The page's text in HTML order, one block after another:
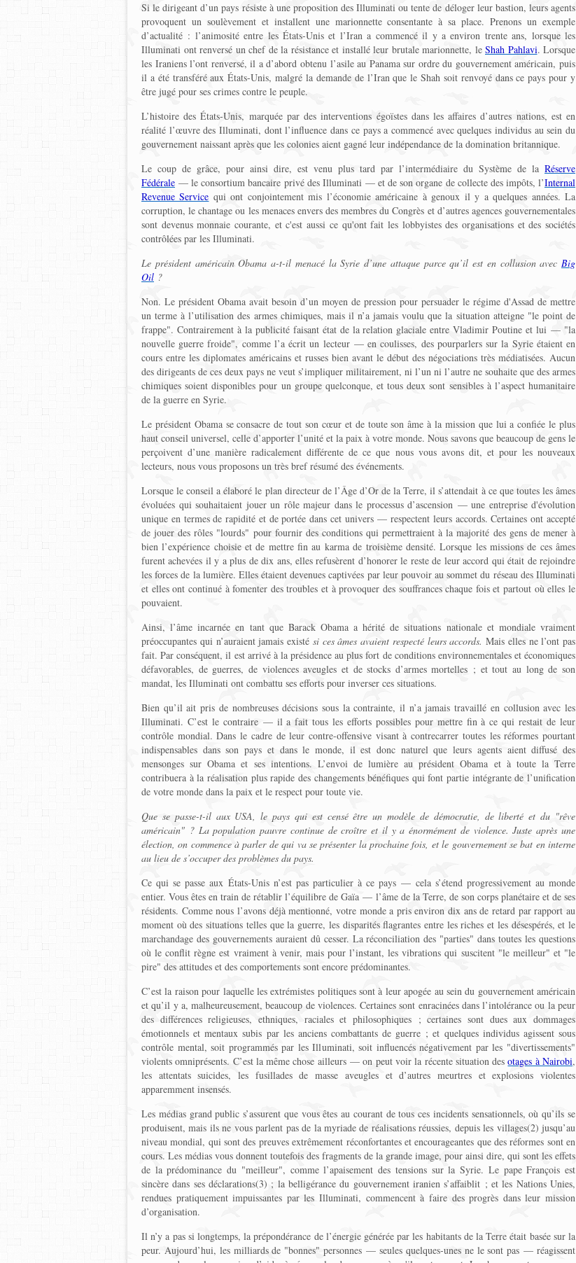
Si le dirigeant d’un pays résiste à une proposition des Illuminati ou tente de déloger leur bastion, leurs agents
provoquent un soulèvement et installent une marionnette consentante à sa place. Prenons un exemple
d’actualité : l’animosité entre les États-Unis et l’Iran a commencé il y a environ trente ans, lorsque les
Illuminati ont renversé un chef de la résistance et installé leur brutale marionnette, le Shah Pahlavi. Lorsque
les Iraniens l’ont renversé, il a d’abord obtenu l’asile au Panama sur ordre du gouvernement américain, puis
il a été transféré aux États-Unis, malgré la demande de l’Iran que le Shah soit renvoyé dans ce pays pour y
être jugé pour ses crimes contre le peuple.
L’histoire des États-Unis, marquée par des interventions égoïstes dans les affaires d’autres nations, est en
réalité l’œuvre des Illuminati, dont l’influence dans ce pays a commencé avec quelques individus au sein du
gouvernement naissant après que les colonies aient gagné leur indépendance de la domination britannique.
Le coup de grâce, pour ainsi dire, est venu plus tard par l’intermédiaire du Système de la Réserve
Fédérale — le consortium bancaire privé des Illuminati — et de son organe de collecte des impôts, l’Internal
Revenue Service qui ont conjointement mis l’économie américaine à genoux il y a quelques années. La
corruption, le chantage ou les menaces envers des membres du Congrès et d’autres agences gouvernementales
sont devenus monnaie courante, et c'est aussi ce qu'ont fait les lobbyistes des organisations et des sociétés
contrôlées par les Illuminati.
Le président américain Obama a-t-il menacé la Syrie d’une attaque parce qu’il est en collusion avec Big
Oil ?
Non. Le président Obama avait besoin d’un moyen de pression pour persuader le régime d'Assad de mettre
un terme à l’utilisation des armes chimiques, mais il n’a jamais voulu que la situation atteigne "le point de
frappe". Contrairement à la publicité faisant état de la relation glaciale entre Vladimir Poutine et lui — "la
nouvelle guerre froide", comme l’a écrit un lecteur — en coulisses, des pourparlers sur la Syrie étaient en
cours entre les diplomates américains et russes bien avant le début des négociations très médiatisées. Aucun
des dirigeants de ces deux pays ne veut s’impliquer militairement, ni l’un ni l’autre ne souhaite que des armes
chimiques soient disponibles pour un groupe quelconque, et tous deux sont sensibles à l’aspect humanitaire
de la guerre en Syrie.
Le président Obama se consacre de tout son cœur et de toute son âme à la mission que lui a confiée le plus
haut conseil universel, celle d’apporter l’unité et la paix à votre monde. Nous savons que beaucoup de gens le
perçoivent d’une manière radicalement différente de ce que nous vous avons dit, et pour les nouveaux
lecteurs, nous vous proposons un très bref résumé des événements.
Lorsque le conseil a élaboré le plan directeur de l’Âge d’Or de la Terre, il s’attendait à ce que toutes les âmes
évoluées qui souhaitaient jouer un rôle majeur dans le processus d’ascension — une entreprise d'évolution
unique en termes de rapidité et de portée dans cet univers — respectent leurs accords. Certaines ont accepté
de jouer des rôles "lourds" pour fournir des conditions qui permettraient à la majorité des gens de mener à
bien l’expérience choisie et de mettre fin au karma de troisième densité. Lorsque les missions de ces âmes
furent achevées il y a plus de dix ans, elles refusèrent d’honorer le reste de leur accord qui était de rejoindre
les forces de la lumière. Elles étaient devenues captivées par leur pouvoir au sommet du réseau des Illuminati
et elles ont continué à fomenter des troubles et à provoquer des souffrances chaque fois et partout où elles le
pouvaient.
Ainsi, l’âme incarnée en tant que Barack Obama a hérité de situations nationale et mondiale vraiment
préoccupantes qui n’auraient jamais existé si ces âmes avaient respecté leurs accords. Mais elles ne l’ont pas
fait. Par conséquent, il est arrivé à la présidence au plus fort de conditions environnementales et économiques
défavorables, de guerres, de violences aveugles et de stocks d’armes mortelles ; et tout au long de son
mandat, les Illuminati ont combattu ses efforts pour inverser ces situations.
Bien qu’il ait pris de nombreuses décisions sous la contrainte, il n’a jamais travaillé en collusion avec les
Illuminati. C’est le contraire — il a fait tous les efforts possibles pour mettre fin à ce qui restait de leur
contrôle mondial. Dans le cadre de leur contre-offensive visant à contrecarrer toutes les réformes pourtant
indispensables dans son pays et dans le monde, il est donc naturel que leurs agents aient diffusé des
mensonges sur Obama et ses intentions. L’envoi de lumière au président Obama et à toute la Terre
contribuera à la réalisation plus rapide des changements bénéfiques qui font partie intégrante de l’unification
de votre monde dans la paix et le respect pour toute vie.
Que se passe-t-il aux USA, le pays qui est censé être un modèle de démocratie, de liberté et du "rêve
américain" ? La population pauvre continue de croître et il y a énormément de violence. Juste après une
élection, on commence à parler de qui va se présenter la prochaine fois, et le gouvernement se bat en interne
au lieu de s’occuper des problèmes du pays.
Ce qui se passe aux États-Unis n’est pas particulier à ce pays — cela s’étend progressivement au monde
entier. Vous êtes en train de rétablir l’équilibre de Gaïa — l’âme de la Terre, de son corps planétaire et de ses
résidents. Comme nous l’avons déjà mentionné, votre monde a pris environ dix ans de retard par rapport au
moment où des situations telles que la guerre, les disparités flagrantes entre les riches et les désespérés, et le
marchandage des gouvernements auraient dû cesser. La réconciliation des "parties" dans toutes les questions
où le conflit règne est vraiment à venir, mais pour l’instant, les vibrations qui suscitent "le meilleur" et "le
pire" des attitudes et des comportements sont encore prédominantes.
C’est la raison pour laquelle les extrémistes politiques sont à leur apogée au sein du gouvernement américain
et qu’il y a, malheureusement, beaucoup de violences. Certaines sont enracinées dans l’intolérance ou la peur
des différences religieuses, ethniques, raciales et philosophiques ; certaines sont dues aux dommages
émotionnels et mentaux subis par les anciens combattants de guerre ; et quelques individus agissent sous
contrôle mental, soit programmés par les Illuminati, soit influencés négativement par les "divertissements"
violents omniprésents. C’est la même chose ailleurs — on peut voir la récente situation desotages à Nairobi,
les attentats suicides, les fusillades de masse aveugles et d’autres meurtres et explosions violentes
apparemment insensés.
Les médias grand public s’assurent que vous êtes au courant de tous ces incidents sensationnels, où qu’ils se
produisent, mais ils ne vous parlent pas de la myriade de réalisations réussies, depuis les villages(2) jusqu’au
niveau mondial, qui sont des preuves extrêmement réconfortantes et encourageantes que des réformes sont en
cours. Les médias vous donnent toutefois des fragments de la grande image, pour ainsi dire, qui sont les effets
de la prédominance du "meilleur", comme l’apaisement des tensions sur la Syrie. Le pape François est
sincère dans ses déclarations(3) ; la belligérance du gouvernement iranien s’affaiblit ; et les Nations Unies,
rendues pratiquement impuissantes par les Illuminati, commencent à faire des progrès dans leur mission
d’organisation.
Il n’y a pas si longtemps, la prépondérance de l’énergie générée par les habitants de la Terre était basée sur la
peur. Aujourd’hui, les milliards de "bonnes" personnes — seules quelques-unes ne le sont pas — réagissent